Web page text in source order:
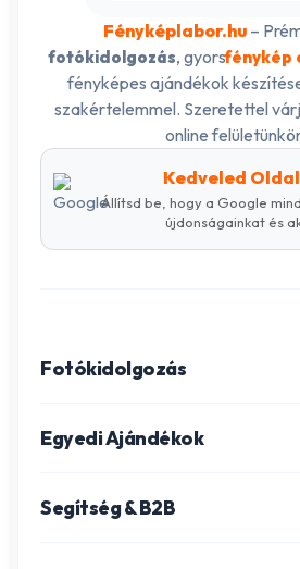
Fényképlabor.hu–
fotókidolgozás, gyorsfénykép
fényképes ajándékok
szakértelemmel. Szeretettel
online
Kedveled
Állítsd be, hogy a Google
újdonságainkat és
Fotókidolgozás
Igazolványkép készítés
Egyedi Ajándékok
Segítség & B2B